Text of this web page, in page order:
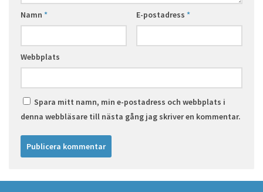
Namn * E-postadress *
Webbplats
Spara mitt namn, min e-postadress och webbplats i
denna webbläsare till nästa gång jag skriver en kommentar.